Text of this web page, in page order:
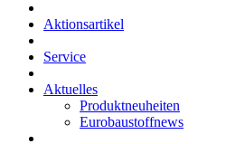
Aktionsartikel
Service
Aktuelles
Produktneuheiten
Eurobaustoffnews